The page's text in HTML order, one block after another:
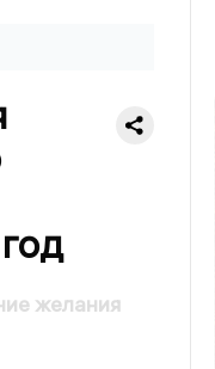
желания